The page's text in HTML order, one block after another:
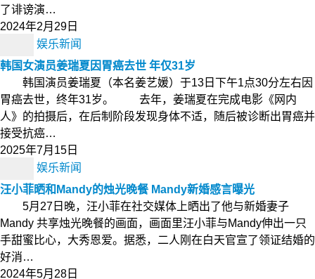
了诽谤演…
2024年2月29日
娱乐新闻
韩国女演员姜瑞夏因胃癌去世 年仅31岁
韩国演员姜瑞夏（本名姜艺媛）于13日下午1点30分左右因
胃癌去世，终年31岁。 去年，姜瑞夏在完成电影《网内
人》的拍摄后，在后制阶段发现身体不适，随后被诊断出胃癌并
接受抗癌…
2025年7月15日
娱乐新闻
汪小菲晒和Mandy的烛光晚餐 Mandy新婚感言曝光
5月27日晚，汪小菲在社交媒体上晒出了他与新婚妻子
Mandy 共享烛光晚餐的画面，画面里汪小菲与Mandy伸出一只
手甜蜜比心，大秀恩爱。据悉，二人刚在白天官宣了领证结婚的
好消…
2024年5月28日